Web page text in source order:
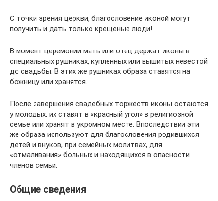
C точки зрения церкви, благословение иконой могут
получить и дать только крещеные люди!
В момент церемонии мать или отец держат иконы в
специальных рушниках, купленных или вышитых невестой
до свадьбы. В этих же рушниках образа ставятся на
божницу или хранятся.
После завершения свадебных торжеств иконы остаются
у молодых, их ставят в «красный угол» в религиозной
семье или хранят в укромном месте. Впоследствии эти
же образа используют для благословения родившихся
детей и внуков, при семейных молитвах, для
«отмаливания» больных и находящихся в опасности
членов семьи.
Общие сведения